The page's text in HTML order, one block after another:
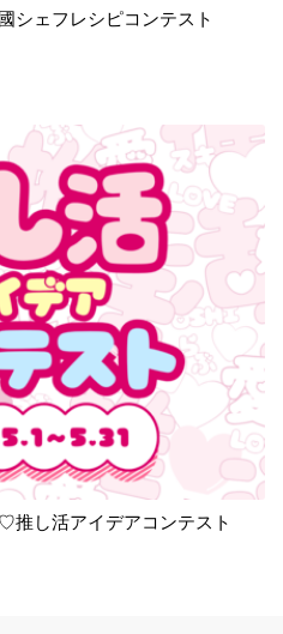
シェフレシピコンテスト
推し活アイデアコンテスト